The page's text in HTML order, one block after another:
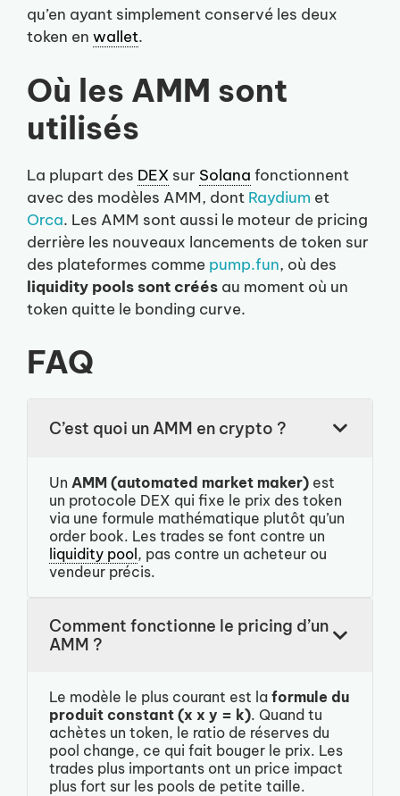
qu’en ayant simplement conservé les deux
token en wallet.
Où les AMM sont
utilisés
La plupart des DEX sur Solana fonctionnent
avec des modèles AMM, dont Raydium et
Orca. Les AMM sont aussi le moteur de pricing
derrière les nouveaux lancements de token sur
des plateformes comme pump.fun, où des
liquidity pools sont créés au moment où un
token quitte le bonding curve.
FAQ
C’est quoi un AMM en crypto ?
Un AMM (automated market maker) est
un protocole DEX qui fixe le prix des token
via une formule mathématique plutôt qu’un
order book. Les trades se font contre un
liquidity pool , pas contre un acheteur ou
vendeur précis.
Comment fonctionne le pricing d’un
AMM ?
Le modèle le plus courant est la formule du
produit constant (x x y = k). Quand tu
achètes un token, le ratio de réserves du
pool change, ce qui fait bouger le prix. Les
trades plus importants ont un price impact
plus fort sur les pools de petite taille.